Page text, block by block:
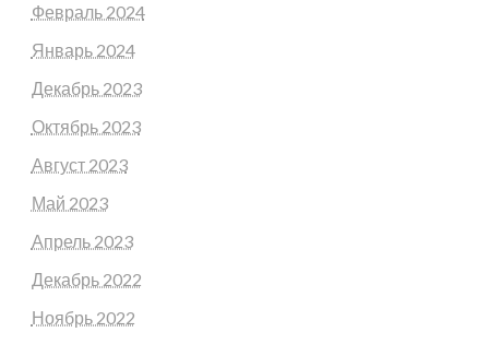
Февраль 2024
Январь 2024
Декабрь 2023
Октябрь 2023
Август 2023
Май 2023
Апрель 2023
Декабрь 2022
Ноябрь 2022